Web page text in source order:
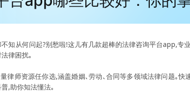
知从何问起?别愁啦!这儿有几款超棒的法律咨询平台app,专
律困扰｡
律师资源任你选,涵盖婚姻､劳动､合同等多领域法律问题｡快
,助你知法懂法｡